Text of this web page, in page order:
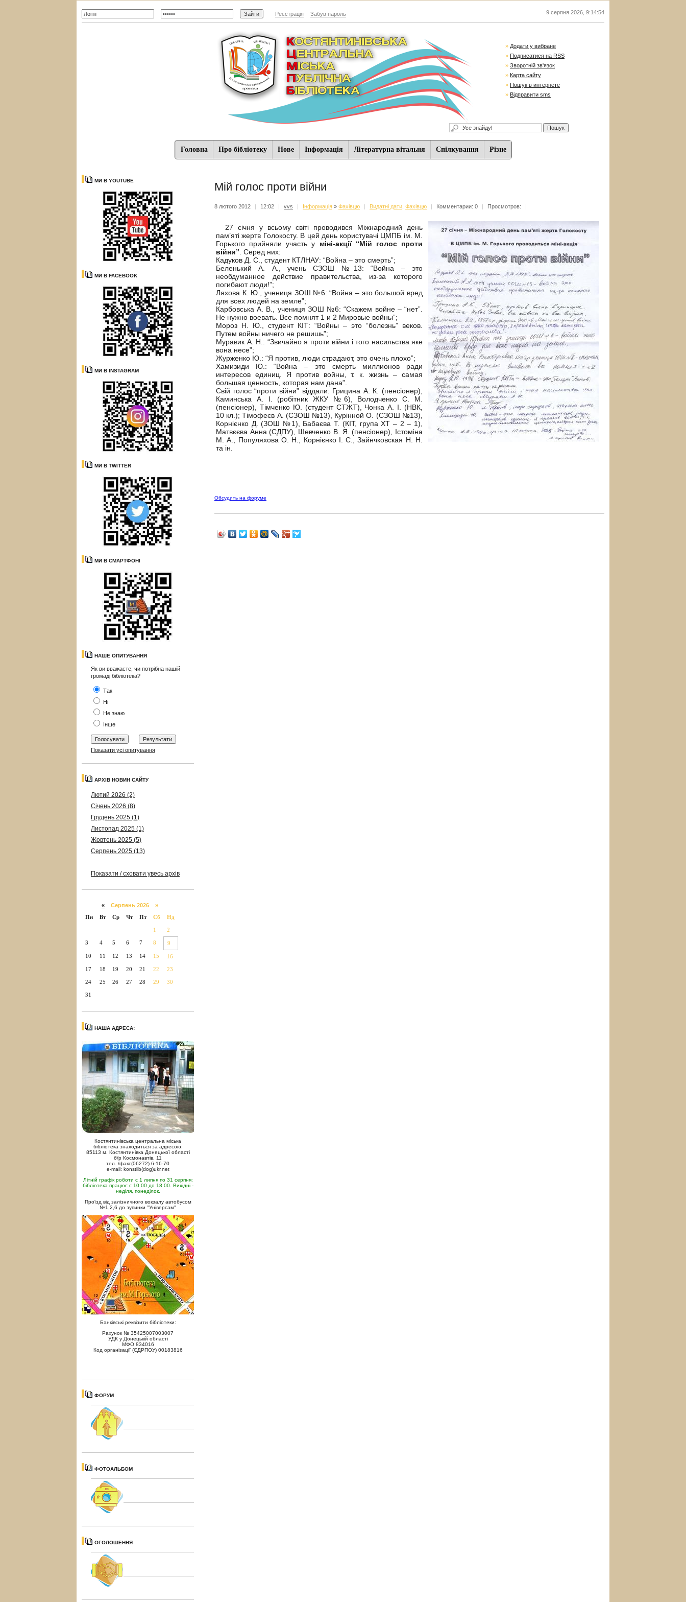
Реєстрація Забув пароль 9 серпня 2026 9:14:55
» Додати у вибране
» Подписатися на RSS
» Зворотній зв'язок
» Карта сайту
» Пошук в интернете
» Відправити sms
Головна Про бібліотеку Нове Iнформацiя Літературна вітальня Спiлкування Різне
МИ В YOUTUBE
МИ В FACEBOOK
МИ В INSTAGRAM
МИ В TWITTER
МИ В СМАРТФОНІ
НАШЕ ОПИТУВАННЯ
Як ви вважаєте, чи потрібна нашій
громаді бібліотека?
Так
Ні
Не знаю
Інше
Показати усі опитування
АРХІВ НОВИН САЙТУ
Лютий 2026 (2)
Січень 2026 (8)
Грудень 2025 (1)
Листопад 2025 (1)
Жовтень 2025 (5)
Серпень 2025 (13)
Показати / сховати увесь архів
« Серпень 2026 »
Пн
Вт Ср Чт Пт Сб Нд
1 2
3 4 5 6 7 8 9
10 11 12 13 14 15 16
17 18 19 20 21 22 23
24 25 26 27 28 29 30
31
НАША АДРЕСА:
Костянтинівська центральна міська
бібліотека знаходиться за адресою:
85113 м. Костянтинівка Донецької області
б/р Космонавтів, 11
тел. /факс(06272) 6-16-70
e-mail: konstlib(dog)ukr.net
Літній графік роботи с 1 липня по 31 серпня:
бібліотека працює с 10:00 до 18:00. Вихідні -
неділя, понеділок.
Проїзд від залізничного вокзалу автобусом
№1,2,6 до зупинки "Універсам"
Банківські реквізити бібліотеки:
Рахунок № 35425007003007
УДК у Донецькій області
МФО 834016
Код організації (ЄДРПОУ) 00183816
ФОРУМ
ФОТОАЛЬБОМ
ОГОЛОШЕННЯ
Мій голос проти війни
8 лютого 2012 | 12:02 | vvs | Iнформацiя » Фахівцю | Видатні дати Фахівцю | Комментарии: 0 | Просмотров: |
27 січня у всьому світі проводився Міжнародний день
пам’яті жертв Голокосту. В цей день користувачі ЦМПБ ім. М.
Горького прийняли участь у міні-акції “Мій голос проти
війни” . Серед них:
Кадуков Д. С., студент КТЛНАУ: “Война – это смерть”;
Беленький А. А., учень СЗОШ №13: “Война – это
необдуманное действие правительства, из-за которого
погибают люди!”;
Ляхова К. Ю., учениця ЗОШ №6: “Война – это большой вред
для всех людей на земле”;
Карбовська А. В., учениця ЗОШ №6: “Скажем войне – “нет”.
Не нужно воевать. Все помнят 1 и 2 Мировые войны”;
Мороз Н. Ю., студент КІТ: “Войны – это “болезнь” веков.
Путем войны ничего не решишь”;
Муравик А. Н.: “Звичайно я проти війни і того насильства яке
вона несе”;
Журженко Ю.: “Я против, люди страдают, это очень плохо”;
Хамизиди Ю.: “Война – это смерть миллионов ради
интересов единиц. Я против войны, т. к. жизнь – самая
большая ценность, которая нам дана”.
Свій голос “проти війни” віддали: Грицина А. К. (пенсіонер),
Каминська А. І. (робітник ЖКУ №6), Володченко С. М.
(пенсіонер), Тімченко Ю. (студент СТЖТ), Чонка А. І. (НВК,
10 кл.); Тімофеєв А. (СЗОШ №13), Курінной О. (СЗОШ №13),
Корнієнко Д. (ЗОШ №1), Бабаєва Т. (КІТ, група ХТ – 2 – 1),
Матвєєва Анна (СДПУ), Шевченко В. Я. (пенсіонер), Істоміна
М. А., Популяхова О. Н., Корнієнко І. С., Зайнчковская Н. Н.
та ін.
Обсудить на форуме